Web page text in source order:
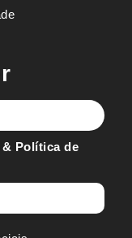
& Política de